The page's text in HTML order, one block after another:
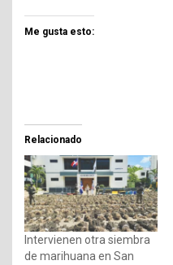
Me gusta esto:
Relacionado
Intervienen otra siembra
de marihuana en San